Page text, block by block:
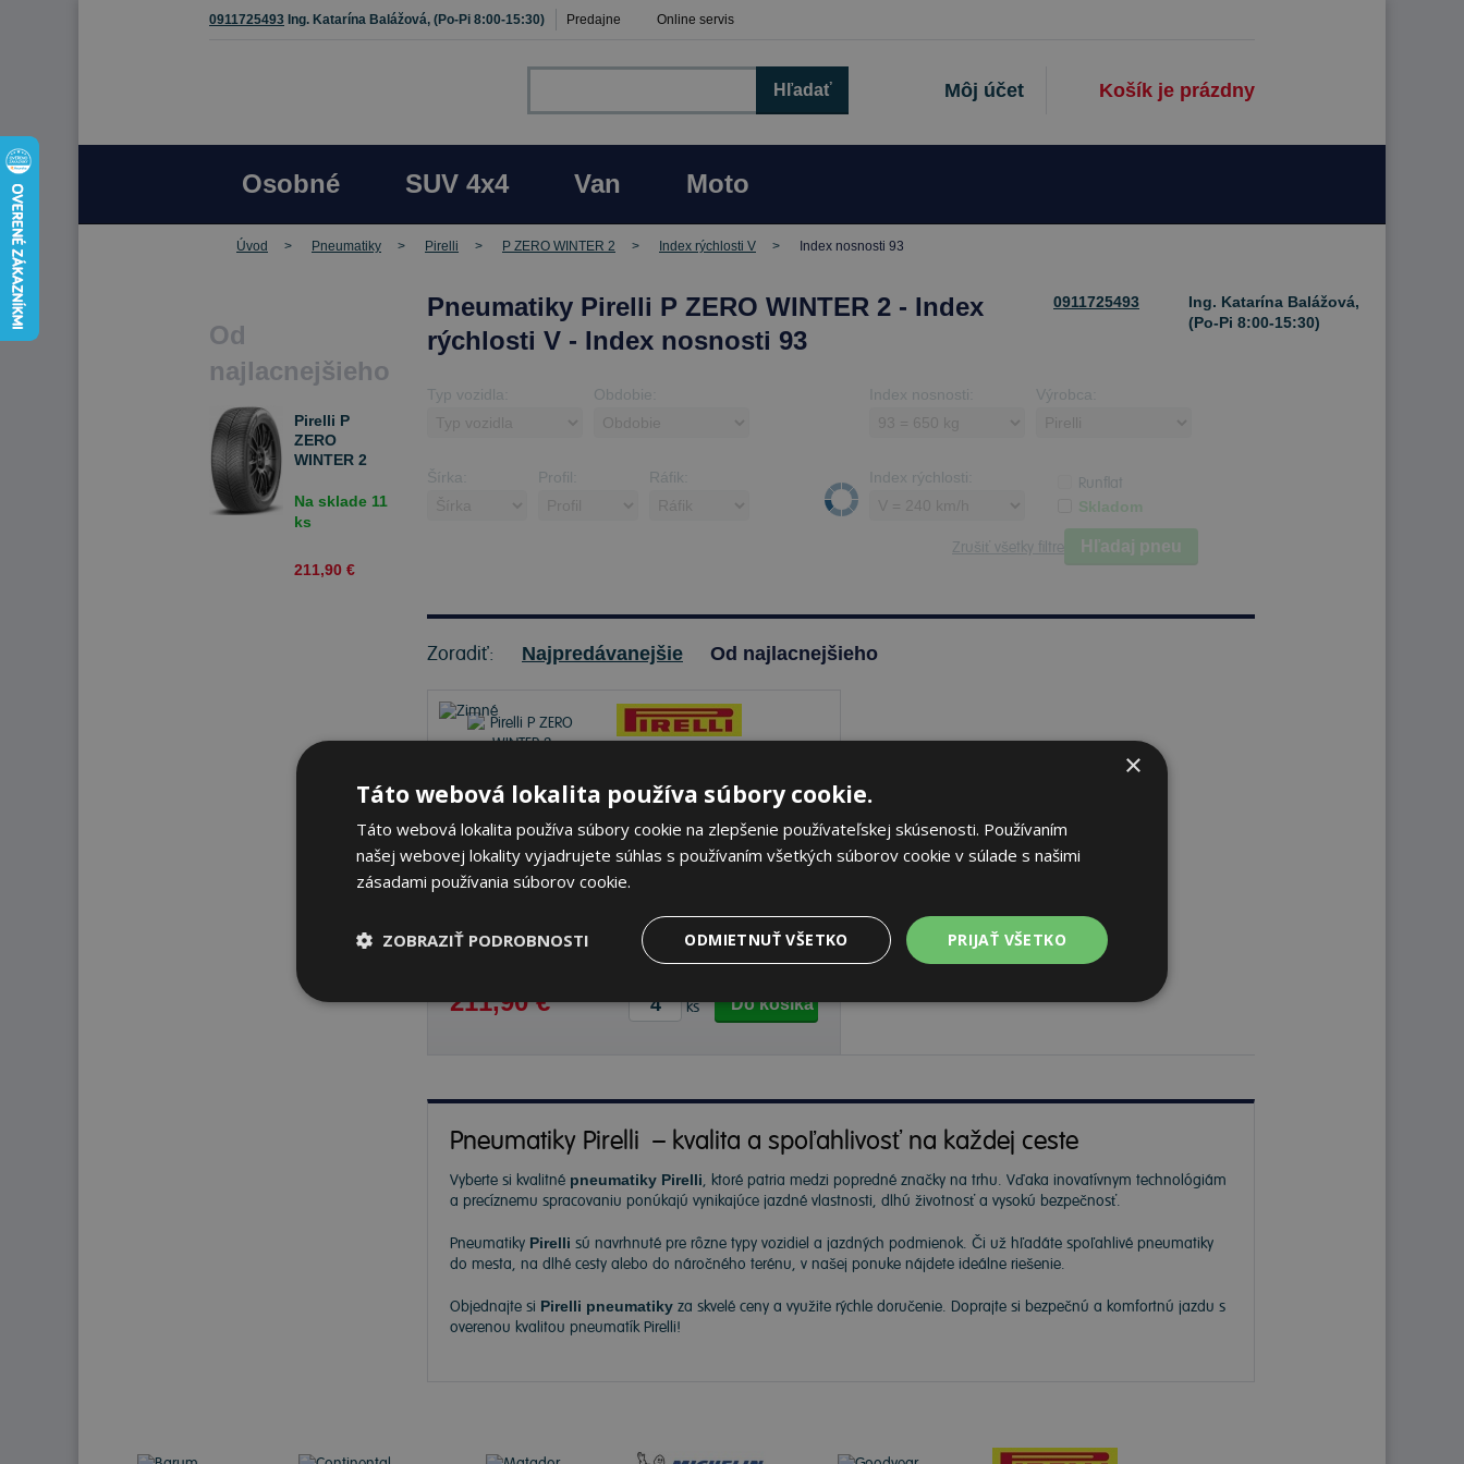
0911725493 Ing. Katarína Balážová, (Po-Pi 8:00-15:30) Predajne Online servis
Košík je prázdny
Môj účet
Hľadať
Osobné SUV 4x4 Van Moto
Úvod Pneumatiky Pirelli P ZERO WINTER 2 Index rýchlosti V Index nosnosti 93
Od
najlacnejšieho
Pirelli P
ZERO
WINTER 2
93 V Zimné
Na sklade 11
ks
211,90 €
Pneumatiky Pirelli P ZERO WINTER 2 - Index
rýchlosti V - Index nosnosti 93
0911725493
Ing. Katarína Balážová,
(Po-Pi 8:00-15:30)
Typ vozidla: Obdobie: Index nosnosti: Výrobca:
Šírka: Profil: Ráfik: Index rýchlosti: Runflat
Skladom
Zrušiť všetky filtre Hľadaj pneu
Zoradiť: Najpredávanejšie Od najlacnejšieho
Pirelli P ZERO WINTER
225/40 R19 93 V Zimné
Na sklade 11 ks-K odberu na predajni 11.8.2026
211,90 € ks Do košíka
Pneumatiky Pirelli – kvalita a spoľahlivosť na každej ceste
Vyberte si kvalitné pneumatiky Pirelli, ktoré patria medzi popredné značky na trhu. Vďaka inovatívnym technológiám
a precíznemu spracovaniu ponúkajú vynikajúce jazdné vlastnosti, dlhú životnosť a vysokú bezpečnosť.
Pneumatiky Pirelli sú navrhnuté pre rôzne typy vozidiel a jazdných podmienok. Či už hľadáte spoľahlivé pneumatiky
do mesta, na dlhé cesty alebo do náročného terénu, v našej ponuke nájdete ideálne riešenie.
Objednajte si Pirelli pneumatiky za skvelé ceny a využite rýchle doručenie. Doprajte si bezpečnú a komfortnú jazdu s
overenou kvalitou pneumatík Pirelli!
×
Táto webová lokalita používa súbory cookie.
Táto webová lokalita používa súbory cookie na zlepšenie používateľskej skúsenosti. Používaním
našej webovej lokality vyjadrujete súhlas s používaním všetkých súborov cookie v súlade s našimi
zásadami používania súborov cookie.
PRIJAŤ VŠETKO
ODMIETNUŤ VŠETKO
ZOBRAZIŤ PODROBNOSTI